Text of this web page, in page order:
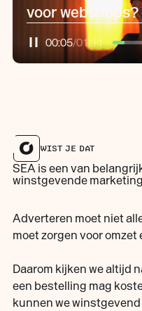
voor webshops?
00:06/01:11
WIST JE DAT
SEA is een van
winstgevende marketing
Adverteren moet niet
moet zorgen voor omzet
Daarom kijken we altijd
een bestelling mag
kunnen we